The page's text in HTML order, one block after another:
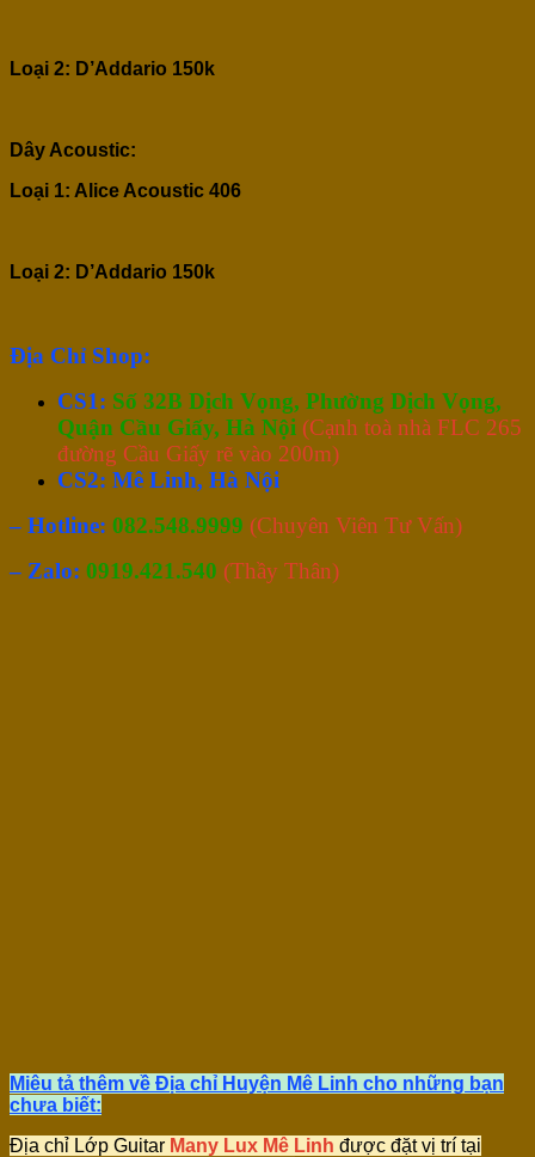
Loại 2: D’Addario 150k
Dây Acoustic:
Loại 1: Alice Acoustic 406
Loại 2: D’Addario 150k
Địa Chỉ Shop:
CS1: Số 32B Dịch Vọng, Phường Dịch Vọng,
Quận Cầu Giấy, Hà Nội (Cạnh toà nhà FLC 265
đường Cầu Giấy rẽ vào 200m)
CS2: Mê Linh, Hà Nội
– Hotline: 082.548.9999 (Chuyên Viên Tư Vấn)
– Zalo: 0919.421.540 (Thầy Thân)
Miêu tả thêm về Địa chỉ Huyện Mê Linh cho những bạn
chưa biết:
Địa chỉ Lớp Guitar Many Lux Mê Linh được đặt vị trí tại